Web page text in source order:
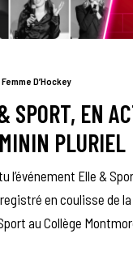
Femme D’Hockey
SPORT, EN
PLURIEL
l’événement Elle &
en coulisse de
au Collège